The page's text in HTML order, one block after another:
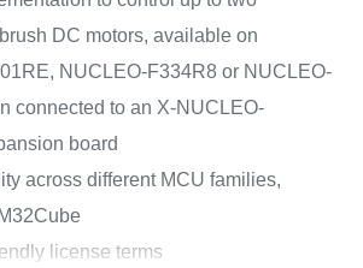
DC motors, available on
NUCLEO-F334R8 or NUCLEO-
connected to an X-NUCLEO-
board
across different MCU families,
license terms